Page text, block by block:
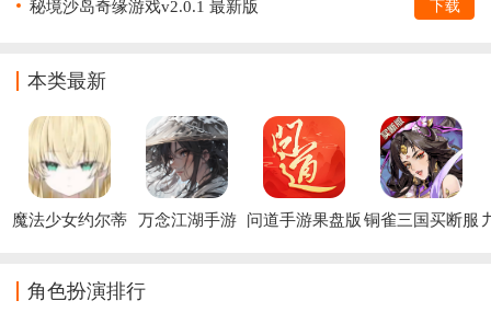
秘境沙岛奇缘游戏v2.0.1 最新版 下载
本类最新
魔法少女约尔蒂
万念江湖手游
问道手游果盘版 铜雀三国买断服
角色扮演排行